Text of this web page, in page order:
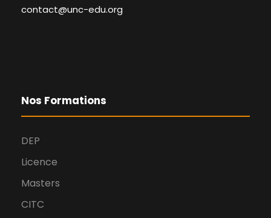
contact@unc-edu.org
Nos Formations
DEP
Licence
Masters
CITC